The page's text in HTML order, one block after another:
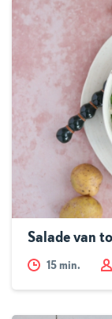
Salade van
15 min.